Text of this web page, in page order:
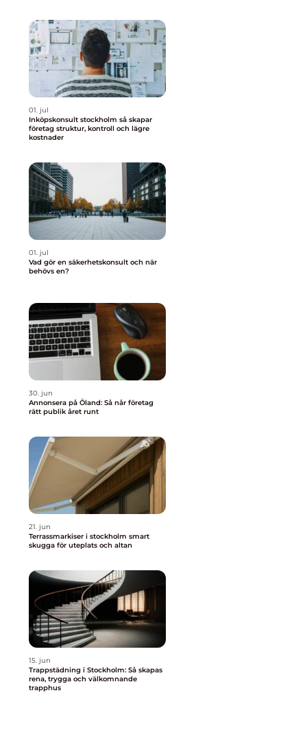
01. jul
Inköpskonsult stockholm så skapar
företag struktur, kontroll och lägre
kostnader
01. jul
Vad gör en säkerhetskonsult och när
behövs en?
30. jun
Annonsera på Öland: Så når företag
rätt publik året runt
21. jun
Terrassmarkiser i stockholm smart
skugga för uteplats och altan
15. jun
Trappstädning i Stockholm: Så skapas
rena, trygga och välkomnande
trapphus